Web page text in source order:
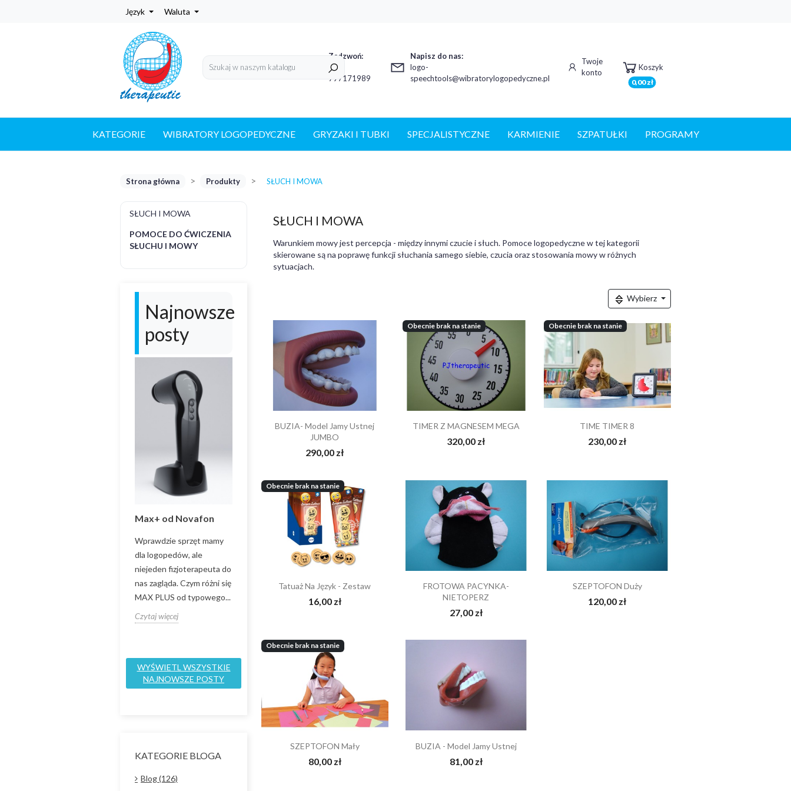
Język Waluta
Zadzwoń:
+48
797171989
Napisz do nas:
logo-
speechtools@wibratorylogopedyczne.pl
Twoje
konto
Koszyk
0,00 zł
KATEGORIE WIBRATORY LOGOPEDYCZNE GRYZAKI I TUBKI SPECJALISTYCZNE KARMIENIE SZPATUŁKI PROGRAMY
Strona główna Produkty SŁUCH I MOWA
SŁUCH I MOWA
POMOCE DO ĆWICZENIA
SŁUCHU I MOWY
Najnowsze
posty
Max+ od Novafon
Wprawdzie sprzęt mamy
dla logopedów, ale
niejeden fizjoterapeuta do
nas zagląda. Czym różni się
MAX PLUS od typowego...
Czytaj więcej
KONTAKT Z NAMI
Zapraszamy do kontaktu
telefonicznego na numer
797171989 oraz
mailowego:
office@pjtherapeutic-
Oral dysfunction as a
cause of malocclusion
Ten tytułowy artykuł
Lindy Donofrio można
znaleźć w Internecie, a
Czytaj więcej
PROMOCJA
TYGODNIA do -20%
Zapraszamy na
PROMOCJĘ do -20%!
Czytaj więcej
Szpatułka TOTS - się
przyda!
Nowość do terapii -
wędzidełek
WYŚWIETL WSZYSTKIE
NAJNOWSZE POSTY
KATEGORIE BLOGA
Blog (126)
SŁUCH I MOWA
Warunkiem mowy jest percepcja - między innymi czucie i słuch. Pomoce logopedyczne w tej kategorii
skierowane są na poprawę funkcji słuchania samego siebie, czucia oraz stosowania mowy w różnych
sytuacjach.
Wybierz
BUZIA- Model Jamy Ustnej
JUMBO
290,00 zł
TIMER Z MAGNESEM MEGA
320,00 zł
Obecnie brak na stanie
TIME TIMER 8
230,00 zł
Obecnie brak na stanie
Tatuaż Na Język - Zestaw
16,00 zł
Obecnie brak na stanie
FROTOWA PACYNKA-
NIETOPERZ
27,00 zł
SZEPTOFON Duży
120,00 zł
SZEPTOFON Mały
80,00 zł
Obecnie brak na stanie
BUZIA - Model Jamy Ustnej
81,00 zł